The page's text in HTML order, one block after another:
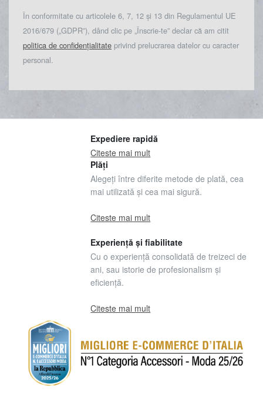
În conformitate cu articolele 6, 7, 12 și 13 din Regulamentul UE
2016/679 („GDPR”), dând clic pe „Înscrie-te” declar că am citit
politica de confidențialitate privind prelucrarea datelor cu caracter
personal.
Expediere rapidă
Citeste mai mult
Plăți
Alegeți între diferite metode de plată, cea
mai utilizată și cea mai sigură.
Citeste mai mult
Experiență și fiabilitate
Cu o experiență consolidată de treizeci de
ani, sau istorie de profesionalism și
eficiență.
Citeste mai mult